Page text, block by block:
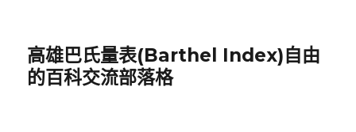
高雄巴氏量表(Barthel Index)自由
的百科交流部落格